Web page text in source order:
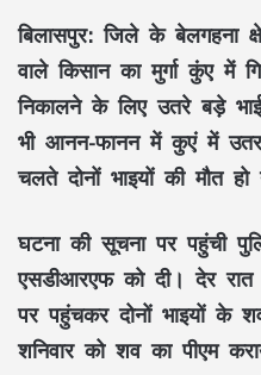
बिलासपुर:जिले के बेलगहना
वाले किसान का मुर्गा कुंए में
निकालने के लिए उतरे बड़े
भी आनन-फानन में कुएं में
चलते दोनों भाइयों की मौत
घटना की सूचना पर पहुंची
एसडीआरएफ को दी। देर
पर पहुंचकर दोनों भाइयों के
शनिवार को शव का पीएम